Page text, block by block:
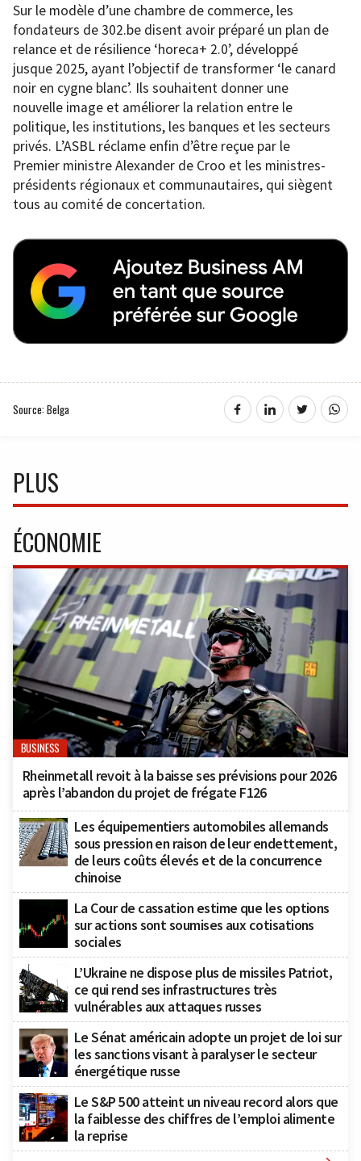
Sur le modèle d’une chambre de commerce, les
fondateurs de 302.be disent avoir préparé un plan de
relance et de résilience ‘horeca+ 2.0’, développé
jusque 2025, ayant l’objectif de transformer ‘le canard
noir en cygne blanc’. Ils souhaitent donner une
nouvelle image et améliorer la relation entre le
politique, les institutions, les banques et les secteurs
privés. L’ASBL réclame enfin d’être reçue par le
Premier ministre Alexander de Croo et les ministres-
présidents régionaux et communautaires, qui siègent
tous au comité de concertation.
Source: Belga
PLUS
ÉCONOMIE
BUSINESS
Rheinmetall revoit à la baisse ses prévisions pour 2026
après l’abandon du projet de frégate F126
Les équipementiers automobiles allemands
sous pression en raison de leur endettement,
de leurs coûts élevés et de la concurrence
chinoise
La Cour de cassation estime que les options
sur actions sont soumises aux cotisations
sociales
L’Ukraine ne dispose plus de missiles Patriot,
ce qui rend ses infrastructures très
vulnérables aux attaques russes
Le Sénat américain adopte un projet de loi sur
les sanctions visant à paralyser le secteur
énergétique russe
Le S&P 500 atteint un niveau record alors que
la faiblesse des chiffres de l’emploi alimente
la reprise